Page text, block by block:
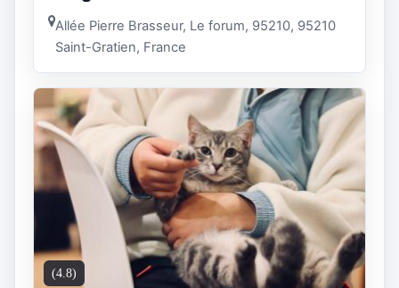
Allée Pierre Brasseur, Le forum, 95210, 95210
Saint-Gratien, France
(4.8)